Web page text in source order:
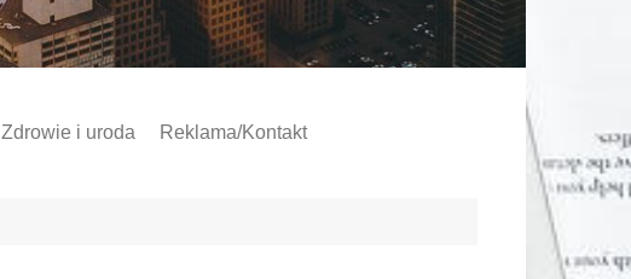
Zdrowie i uroda Reklama/Kontakt